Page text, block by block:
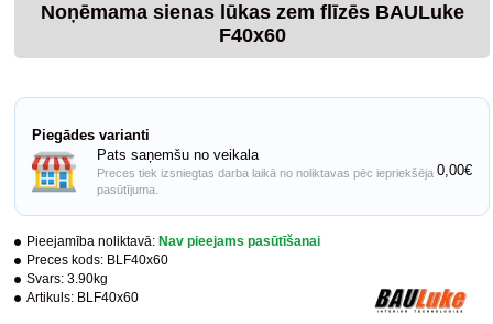
Noņēmama sienas lūkas zem flīzēs BAULuke
F40x60
Pieejamība noliktavā: Nav pieejams pasūtīšanai
Preces kods: BLF40x60
Svars: 3.90kg
Artikuls: BLF40x60
Piegādes varianti
Pats saņemšu no veikala
Preces tiek izsniegtas darba laikā no noliktavas pēc iepriekšēja
pasūtījuma.
0,00€